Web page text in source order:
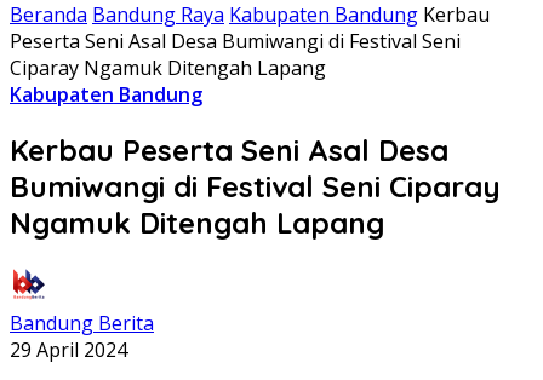
Beranda Bandung Raya Kabupaten Bandung Kerbau
Peserta Seni Asal Desa Bumiwangi di Festival Seni
Ciparay Ngamuk Ditengah Lapang
Kabupaten Bandung
Kerbau Peserta Seni Asal Desa
Bumiwangi di Festival Seni Ciparay
Ngamuk Ditengah Lapang
Bandung Berita
29 April 2024